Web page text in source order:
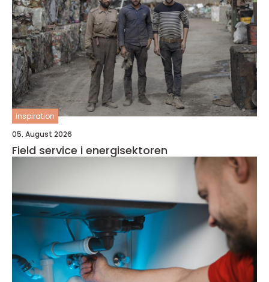
inspiration
05. August 2026
Field service i energisektoren